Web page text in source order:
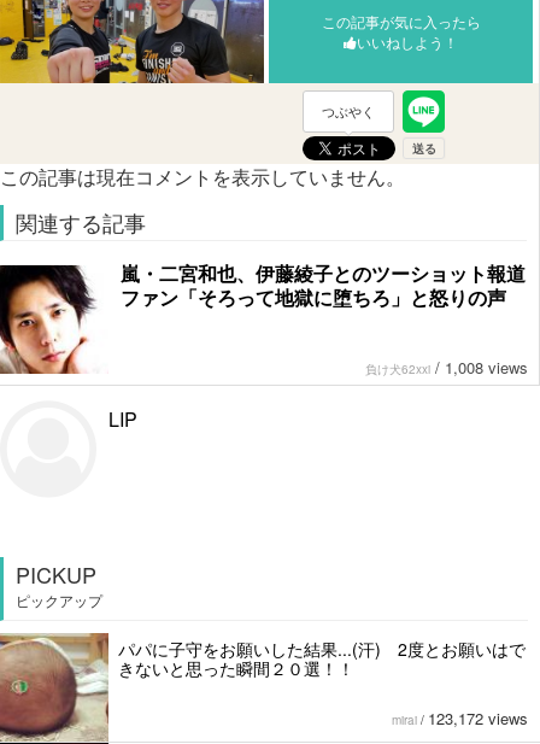
この記事が気に入ったら
いいねしよう！
つぶやく
この記事は現在コメントを表示していません。
関連する記事
嵐・二宮和也、伊藤綾子とのツーショット報道
ファン「そろって地獄に堕ちろ」と怒りの声
負け犬62xxi / 1,008 views
LIP
PICKUP
ピックアップ
パパに子守をお願いした結果...(汗) 2度とお願いはで
きないと思った瞬間２０選！！
mirai / 123,172 views